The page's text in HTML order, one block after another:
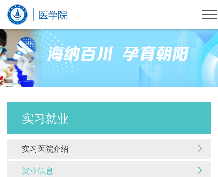
医学院
实习就业
实习医院介绍
就业信息